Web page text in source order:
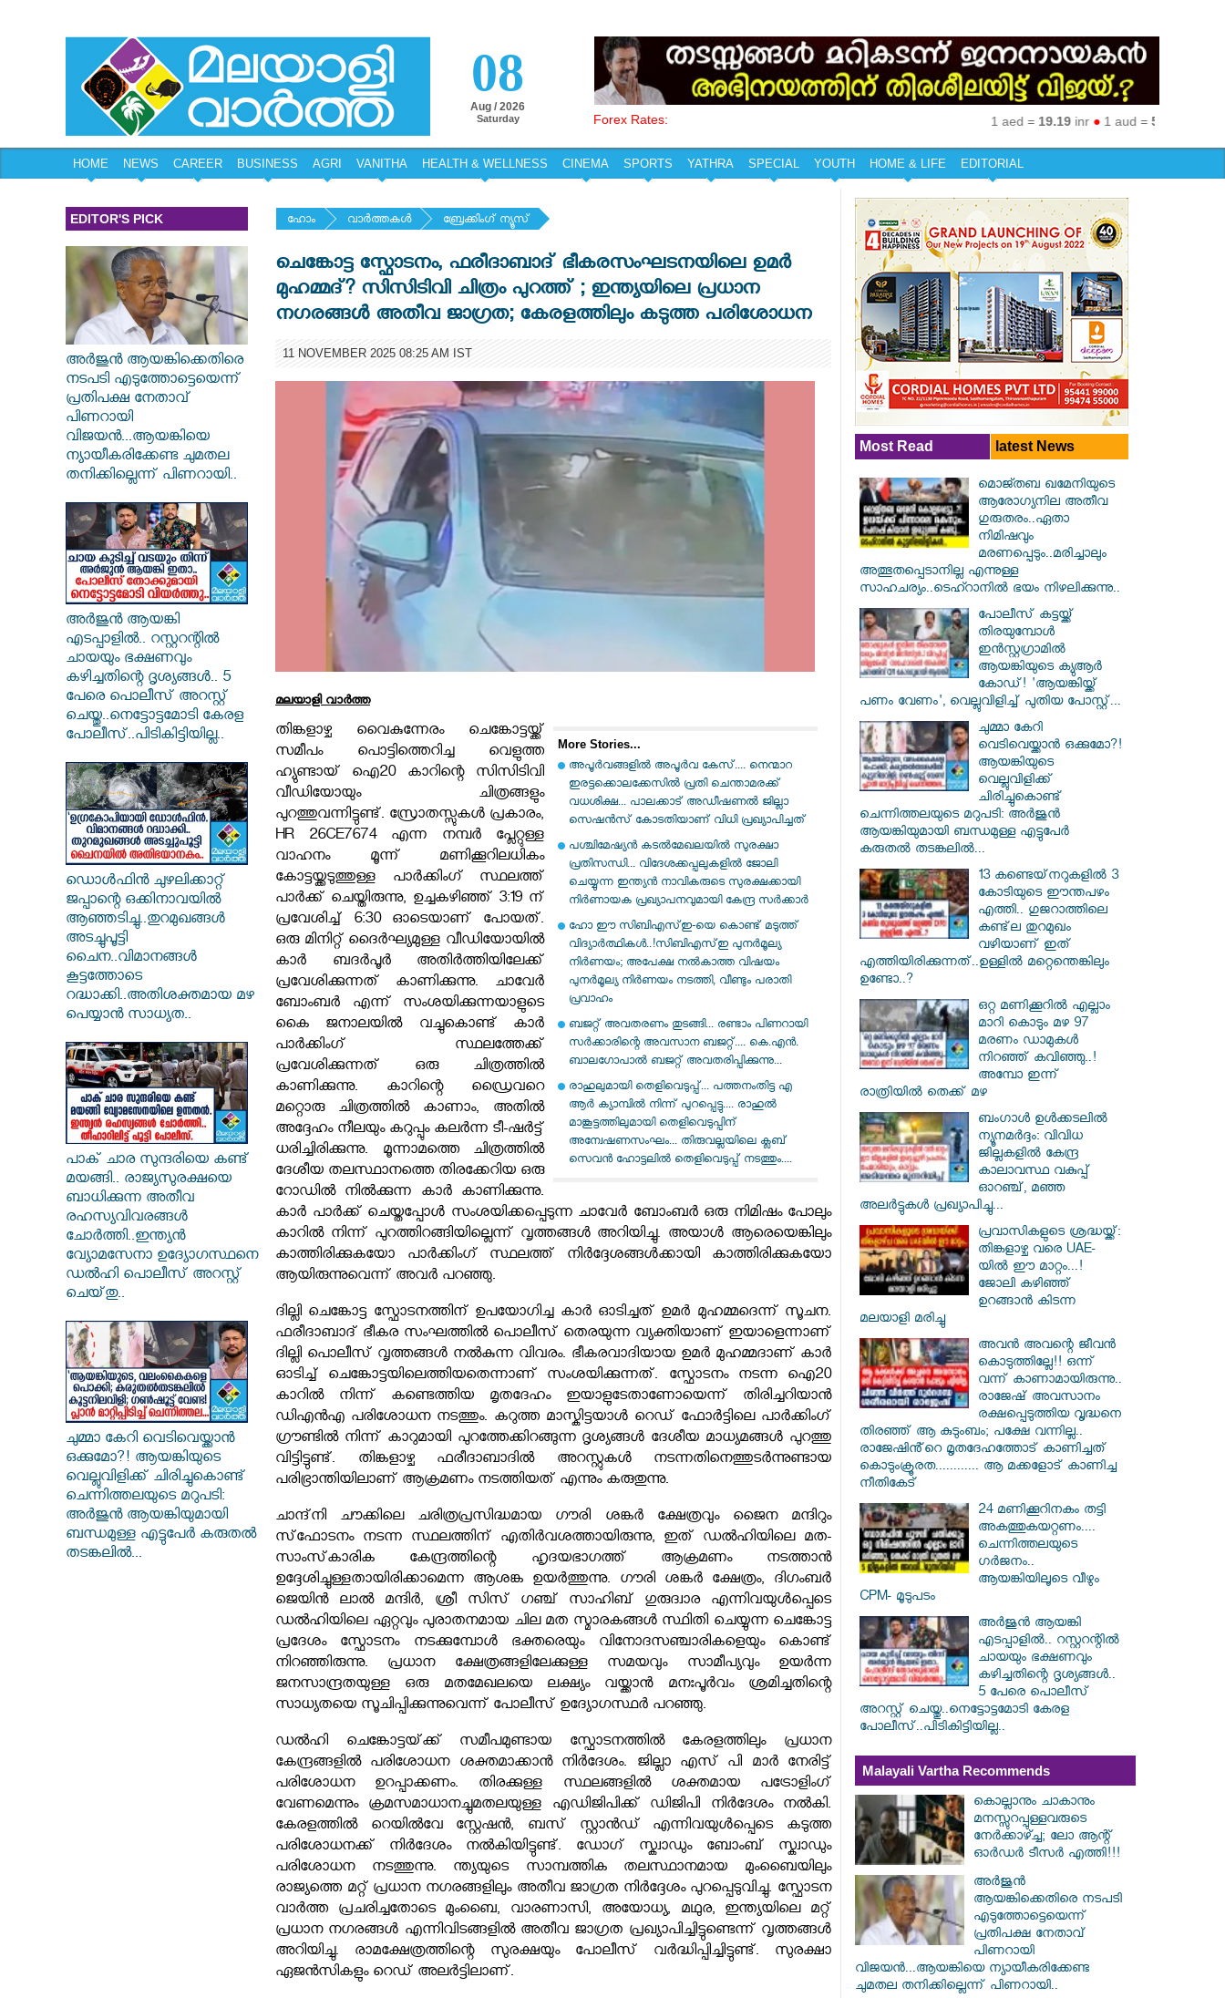
08
Aug / 2026
Saturday Forex Rates: 1 aed =19.19 inr●1 aud =50.27inr
HOME NEWS CAREER BUSINESS AGRI VANITHA HEALTH & WELLNESS CINEMA SPORTS YATHRA SPECIAL YOUTH HOME & LIFE EDITORIAL
EDITOR'S PICK
അർജുൻ ആയങ്കിക്കെതിരെ
നടപടി എടുത്തോട്ടെയെന്ന്
പ്രതിപക്ഷ നേതാവ്
പിണറായി
വിജയൻ...ആയങ്കിയെ
ന്യായീകരിക്കേണ്ട ചുമതല
തനിക്കില്ലെന്ന് പിണറായി..
അർജുൻ ആയങ്കി
എടപ്പാളിൽ.. റസ്റ്ററന്റിൽ
ചായയും ഭക്ഷണവും
കഴിച്ചതിന്റെ ദൃശ്യങ്ങൾ.. 5
പേരെ പൊലീസ് അറസ്റ്റ്
ചെയ്തു..നെട്ടോട്ടമോടി കേരള
പോലീസ്..പിടികിട്ടിയില്ല..
ഡൊൾഫിൻ ചുഴലിക്കാറ്റ്
ജപ്പാന്റെ ഒക്കിനാവയിൽ
ആഞ്ഞടിച്ചു..തുറമുഖങ്ങൾ
അടച്ചുപൂട്ടി
ചൈന..വിമാനങ്ങൾ
കൂട്ടത്തോടെ
റദ്ധാക്കി..അതിശക്തമായ മഴ
പെയ്യാൻ സാധ്യത..
പാക് ചാര സുന്ദരിയെ കണ്ട്
മയങ്ങി.. രാജ്യസുരക്ഷയെ
ബാധിക്കുന്ന അതീവ
രഹസ്യവിവരങ്ങൾ
ചോർത്തി..ഇന്ത്യൻ
വ്യോമസേനാ ഉദ്യോഗസ്ഥനെ
ഡൽഹി പൊലീസ് അറസ്റ്റ്
ചെയ്‌തു..
ചുമ്മാ കേറി വെടിവെയ്ക്കാൻ
ഒക്കുമോ?! ആയങ്കിയുടെ
വെല്ലുവിളിക്ക് ചിരിച്ചുകൊണ്ട്
ചെന്നിത്തലയുടെ മറുപടി:
അർജുൻ ആയങ്കിയുമായി
ബന്ധമുള്ള എട്ടുപേർ കരുതൽ
തടങ്കലിൽ...
ഹോം വാര്‍ത്തകള്‍ ബ്രേക്കിംഗ് ന്യൂസ്
ചെങ്കോട്ട സ്ഫോടനം, ഫരീദാബാദ് ഭീകരസംഘടനയിലെ ഉമർ
മുഹമ്മദ്? സിസിടിവി ചിത്രം പുറത്ത് ; ഇന്ത്യയിലെ പ്രധാന
നഗരങ്ങൾ അതീവ ജാഗ്രത; കേരളത്തിലും കടുത്ത പരിശോധന
11 NOVEMBER 2025 08:25 AM IST
മലയാളി വാര്‍ത്ത
More Stories...
അപൂർവങ്ങളിൽ അപൂർവ കേസ്.... നെന്മാറ
ഇരട്ടക്കൊലക്കേസില്‍ പ്രതി ചെന്താമരക്ക്
വധശിക്ഷ... പാലക്കാട് അഡീഷണല്‍ ജില്ലാ
സെഷന്‍സ് കോടതിയാണ് വിധി പ്രഖ്യാപിച്ചത്
പശ്ചിമേഷ്യൻ കടൽമേഖലയിൽ സുരക്ഷാ
പ്രതിസന്ധി... വിദേശക്കപ്പലുകളിൽ ജോലി
ചെയ്യുന്ന ഇന്ത്യൻ നാവികരുടെ സുരക്ഷക്കായി
നിർണായക പ്രഖ്യാപനവുമായി കേന്ദ്ര സർക്കാർ
ഹോ ഈ സിബിഎസ്ഇ-യെ കൊണ്ട് മടുത്ത്
വിദ്യാർത്ഥികൾ..!സിബിഎസ്ഇ പുനർമൂല്യ
നിർണയം; അപേക്ഷ നൽകാത്ത വിഷയം
പുനർമൂല്യ നിർണയം നടത്തി, വീണ്ടും പരാതി
പ്രവാഹം
ബജറ്റ് അവതരണം തുടങ്ങി... രണ്ടാം പിണറായി
സർക്കാരിന്റെ അവസാന ബജറ്റ്.... കെ.എൻ.
ബാല​ഗോപാൽ ബജറ്റ് അവതരിപ്പിക്കുന്നു...
രാഹുലുമായി തെളിവെടുപ്പ്... പത്തനംതിട്ട എ
ആർ ക്യാമ്പിൽ നിന്ന് പുറപ്പെട്ടു.... രാഹുൽ
മാങ്കൂട്ടത്തിലുമായി തെളിവെടുപ്പിന്
അന്വേഷണസംഘം... തിരുവല്ലയിലെ ക്ലബ്
സെവൻ ഹോട്ടലിൽ തെളിവെടുപ്പ് നടത്തും....
തിങ്കളാഴ്ച വൈകുന്നേരം ചെങ്കോട്ടയ്ക്ക്
സമീപം പൊട്ടിത്തെറിച്ച വെളുത്ത
ഹ്യുണ്ടായ് ഐ20 കാറിന്റെ സിസിടിവി
വീഡിയോയും ചിത്രങ്ങളും
പുറത്തുവന്നിട്ടുണ്ട്. സ്രോതസ്സുകൾ പ്രകാരം,
HR 26CE7674 എന്ന നമ്പർ പ്ലേറ്റുള്ള
വാഹനം മൂന്ന് മണിക്കൂറിലധികം
കോട്ടയ്ക്കടുത്തുള്ള പാർക്കിംഗ് സ്ഥലത്ത്
പാർക്ക് ചെയ്തിരുന്നു, ഉച്ചകഴിഞ്ഞ് 3:19 ന്
പ്രവേശിച്ച് 6:30 ഓടെയാണ് പോയത്.
ഒരു മിനിറ്റ് ദൈർഘ്യമുള്ള വീഡിയോയിൽ
കാർ ബദർപൂർ അതിർത്തിയിലേക്ക്
പ്രവേശിക്കുന്നത് കാണിക്കുന്നു. ചാവേർ
ബോംബർ എന്ന് സംശയിക്കുന്നയാളുടെ
കൈ ജനാലയിൽ വച്ചുകൊണ്ട് കാർ
പാർക്കിംഗ് സ്ഥലത്തേക്ക്
പ്രവേശിക്കുന്നത് ഒരു ചിത്രത്തിൽ
കാണിക്കുന്നു. കാറിന്റെ ഡ്രൈവറെ
മറ്റൊരു ചിത്രത്തിൽ കാണാം, അതിൽ
അദ്ദേഹം നീലയും കറുപ്പും കലർന്ന ടീ-ഷർട്ട്
ധരിച്ചിരിക്കുന്നു. മൂന്നാമത്തെ ചിത്രത്തിൽ
ദേശീയ തലസ്ഥാനത്തെ തിരക്കേറിയ ഒരു
റോഡിൽ നിൽക്കുന്ന കാർ കാണിക്കുന്നു.
കാർ പാർക്ക് ചെയ്തപ്പോൾ സംശയിക്കപ്പെടുന്ന ചാവേർ ബോംബർ ഒരു നിമിഷം പോലും
കാറിൽ നിന്ന് പുറത്തിറങ്ങിയില്ലെന്ന് വൃത്തങ്ങൾ അറിയിച്ചു. അയാൾ ആരെയെങ്കിലും
കാത്തിരിക്കുകയോ പാർക്കിംഗ് സ്ഥലത്ത് നിർദ്ദേശങ്ങൾക്കായി കാത്തിരിക്കുകയോ
ആയിരുന്നുവെന്ന് അവർ പറഞ്ഞു.
ദില്ലി ചെങ്കോട്ട സ്ഫോടനത്തിന് ഉപയോഗിച്ച കാര്‍ ഓടിച്ചത് ഉമര്‍ മുഹമ്മദെന്ന് സൂചന.
ഫരീദാബാദ് ഭീകര സംഘത്തിൽ പൊലീസ് തെരയുന്ന വ്യക്തിയാണ് ഇയാളെന്നാണ്
ദില്ലി പൊലീസ് വൃത്തങ്ങള്‍ നൽകുന്ന വിവരം. ഭീകരവാദിയായ ഉമര്‍ മുഹമ്മദാണ് കാര്‍
ഓടിച്ച് ചെങ്കോട്ടയിലെത്തിയതെന്നാണ് സംശയിക്കുന്നത്. സ്ഫോടനം നടന്ന ഐ20
കാറിൽ നിന്ന് കണ്ടെത്തിയ മൃതദേഹം ഇയാളുടേതാണോയെന്ന് തിരിച്ചറിയാൻ
ഡിഎൻഎ പരിശോധന നടത്തും. കറുത്ത മാസ്കിട്ടയാൾ റെഡ് ഫോർട്ടിലെ പാർക്കിംഗ്
ഗ്രൗണ്ടിൽ നിന്ന് കാറുമായി പുറത്തേക്കിറങ്ങുന്ന ദൃശ്യങ്ങൾ ദേശീയ മാധ്യമങ്ങൾ പുറത്തു
വിട്ടിട്ടുണ്ട്. തിങ്കളാഴ്ച ഫരീദാബാദിൽ അറസ്റ്റുകൾ നടന്നതിനെത്തുടർന്നുണ്ടായ
പരിഭ്രാന്തിയിലാണ് ആക്രമണം നടത്തിയത് എന്നും കരുതുന്നു.
ചാന്ദ്‌നി ചൗക്കിലെ ചരിത്രപ്രസിദ്ധമായ ഗൗരി ശങ്കർ ക്ഷേത്രവും ജൈന മന്ദിറും
സ്‌ഫോടനം നടന്ന സ്ഥലത്തിന് എതിർവശത്തായിരുന്നു, ഇത് ഡൽഹിയിലെ മത-
സാംസ്‌കാരിക കേന്ദ്രത്തിന്റെ ഹൃദയഭാഗത്ത് ആക്രമണം നടത്താൻ
ഉദ്ദേശിച്ചുള്ളതായിരിക്കാമെന്ന ആശങ്ക ഉയർത്തുന്നു. ഗൗരി ശങ്കർ ക്ഷേത്രം, ദിഗംബർ
ജെയിൻ ലാൽ മന്ദിർ, ശ്രീ സിസ് ഗഞ്ച് സാഹിബ് ഗുരുദ്വാര എന്നിവയുൾപ്പെടെ
ഡൽഹിയിലെ ഏറ്റവും പുരാതനമായ ചില മത സ്മാരകങ്ങൾ സ്ഥിതി ചെയ്യുന്ന ചെങ്കോട്ട
പ്രദേശം സ്ഫോടനം നടക്കുമ്പോൾ ഭക്തരെയും വിനോദസഞ്ചാരികളെയും കൊണ്ട്
നിറഞ്ഞിരുന്നു. പ്രധാന ക്ഷേത്രങ്ങളിലേക്കുള്ള സമയവും സാമീപ്യവും ഉയർന്ന
ജനസാന്ദ്രതയുള്ള ഒരു മതമേഖലയെ ലക്ഷ്യം വയ്ക്കാൻ മനഃപൂർവം ശ്രമിച്ചതിന്റെ
സാധ്യതയെ സൂചിപ്പിക്കുന്നുവെന്ന് പോലീസ് ഉദ്യോഗസ്ഥർ പറഞ്ഞു.
ഡൽഹി ചെങ്കോട്ടയ്‌ക്ക് സമീപമുണ്ടായ സ്ഫോടനത്തിൽ കേരളത്തിലും പ്രധാന
കേന്ദ്രങ്ങളിൽ പരിശോധന ശക്തമാക്കാൻ നിർദേശം. ജില്ലാ എസ് പി മാർ നേരിട്ട്
പരിശോധന ഉറപ്പാക്കണം. തിരക്കുള്ള സ്ഥലങ്ങളിൽ ശക്തമായ പട്രോളിംഗ്
വേണമെന്നും ക്രമസമാധാനച്ചുമതലയുള്ള എഡിജിപിക്ക് ഡിജിപി നിർദേശം നൽകി.
കേരളത്തിൽ റെയിൽവേ സ്റ്റേഷൻ, ബസ് സ്റ്റാൻഡ് എന്നിവയുൾപ്പെടെ കടുത്ത
പരിശോധനക്ക് നിർദേശം നൽകിയിട്ടുണ്ട്. ഡോഗ് സ്ക്വാഡും ബോംബ് സ്ക്വാഡും
പരിശോധന നടത്തുന്നു. ന്ത്യയുടെ സാമ്പത്തിക തലസ്ഥാനമായ മുംബൈയിലും
രാജ്യത്തെ മറ്റ് പ്രധാന നഗരങ്ങളിലും അതീവ ജാഗ്രത നിർദ്ദേശം പുറപ്പെടുവിച്ചു. സ്ഫോടന
വാർത്ത പ്രചരിച്ചതോടെ മുംബൈ, വാരണാസി, അയോധ്യ, മഥുര, ഇന്ത്യയിലെ മറ്റ്
പ്രധാന നഗരങ്ങൾ എന്നിവിടങ്ങളിൽ അതീവ ജാഗ്രത പ്രഖ്യാപിച്ചിട്ടുണ്ടെന്ന് വൃത്തങ്ങൾ
അറിയിച്ചു. രാമക്ഷേത്രത്തിന്റെ സുരക്ഷയും പോലീസ് വർദ്ധിപ്പിച്ചിട്ടുണ്ട്. സുരക്ഷാ
ഏജൻസികളും റെഡ് അലർട്ടിലാണ്.
Most Read latest News
മൊജ്തബ ഖമേനിയുടെ
ആരോഗ്യനില അതീവ
ഗുരുതരം..ഏതാ
നിമിഷവും
മരണപ്പെടും..മരിച്ചാലും
അത്ഭുതപ്പെടാനില്ല എന്നുള്ള
സാഹചര്യം..ടെഹ്റാനിൽ ഭയം നിഴലിക്കുന്നു..
പോലീസ് കട്ടയ്ക്ക്
തിരയുമ്പോൾ
ഇൻസ്റ്റഗ്രാമിൽ
ആയങ്കിയുടെ ക്യുആർ
കോഡ്! 'ആയങ്കിയ്ക്ക്
പണം വേണം', വെല്ലുവിളിച്ച് പുതിയ പോസ്റ്റ്...
ചുമ്മാ കേറി
വെടിവെയ്ക്കാൻ ഒക്കുമോ?!
ആയങ്കിയുടെ
വെല്ലുവിളിക്ക്
ചിരിച്ചുകൊണ്ട്
ചെന്നിത്തലയുടെ മറുപടി: അർജുൻ
ആയങ്കിയുമായി ബന്ധമുള്ള എട്ടുപേർ
കരുതൽ തടങ്കലിൽ...
13 കണ്ടെയ്‌നറുകളിൽ 3
കോടിയുടെ ഈന്തപഴം
എത്തി.. ഗുജറാത്തിലെ
കണ്ട്‌ല തുറമുഖം
വഴിയാണ് ഇത്
എത്തിയിരിക്കുന്നത്..ഉള്ളിൽ മറ്റെന്തെങ്കിലും
ഉണ്ടോ..?
ഒറ്റ മണിക്കൂറിൽ എല്ലാം
മാറി കൊടും മഴ 97
മരണം ഡാമുകൾ
നിറഞ്ഞ് കവിഞ്ഞു..!
അമ്പോ ഇന്ന്
രാത്രിയിൽ തെക്ക് മഴ
ബംഗാൾ ഉൾക്കടലിൽ
ന്യൂനമർദ്ദം: വിവിധ
ജില്ലകളിൽ കേന്ദ്ര
കാലാവസ്ഥ വകുപ്പ്
ഓറഞ്ച്, മഞ്ഞ
അലർട്ടുകൾ പ്രഖ്യാപിച്ചു...
പ്രവാസികളുടെ ശ്രദ്ധയ്ക്ക്:
തിങ്കളാഴ്ച വരെ UAE-
യിൽ ഈ മാറ്റം...!
ജോലി കഴിഞ്ഞ്
ഉറങ്ങാൻ കിടന്ന
മലയാളി മരിച്ചു
അവൻ അവന്റെ ജീവൻ
കൊടുത്തില്ലേ!! ഒന്ന്
വന്ന് കാണാമായിരുന്നു..
രാജേഷ് അവസാനം
രക്ഷപ്പെടുത്തിയ വൃദ്ധനെ
തിരഞ്ഞ് ആ കുടുംബം; പക്ഷേ വന്നില്ല..
രാജേഷിൻ്റെ മൃതദേഹത്തോട് കാണിച്ചത്
കൊടുംക്രൂരത............ ആ മക്കളോട് കാണിച്ച
നീതികേട്
24 മണിക്കൂറിനകം തട്ടി
അകത്തുകയറ്റണം....
ചെന്നിത്തലയുടെ
ഗർജനം..
ആയങ്കിയിലൂടെ വീഴും
CPM- മൂടുപടം
അർജുൻ ആയങ്കി
എടപ്പാളിൽ.. റസ്റ്ററന്റിൽ
ചായയും ഭക്ഷണവും
കഴിച്ചതിന്റെ ദൃശ്യങ്ങൾ..
5 പേരെ പൊലീസ്
അറസ്റ്റ് ചെയ്തു..നെട്ടോട്ടമോടി കേരള
പോലീസ്..പിടികിട്ടിയില്ല..
Malayali Vartha Recommends
കൊല്ലാനും ചാകാനും
മനസ്സുറപ്പുള്ളവരുടെ
നേർക്കാഴ്ച്ച; ലോ ആന്റ്
ഓർഡർ ടീസർ എത്തി!!!
അർജുൻ
ആയങ്കിക്കെതിരെ നടപടി
എടുത്തോട്ടെയെന്ന്
പ്രതിപക്ഷ നേതാവ്
പിണറായി
വിജയൻ...ആയങ്കിയെ ന്യായീകരിക്കേണ്ട
ചുമതല തനിക്കില്ലെന്ന് പിണറായി..